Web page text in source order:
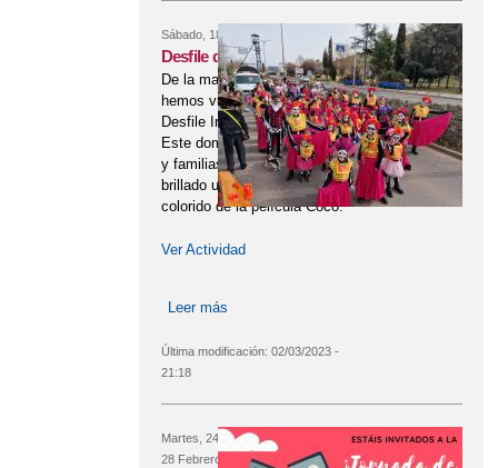
Sábado, 18 Febrero, 2023
Desfile de Carnaval
De la mano de nuestra Ampa
hemos vuelto a participar en el
Desfile Infantil por Puertollano.
Este domingo de Carnaval, niñ@s
y familias de nuestro cole han
brillado unidos con el ambiente
colorido de la película Coco.
Ver Actividad
Leer más
Última modificación: 02/03/2023 -
21:18
Martes, 24 Enero, 2023
Martes,
28 Febrero, 2023
CADUCADO